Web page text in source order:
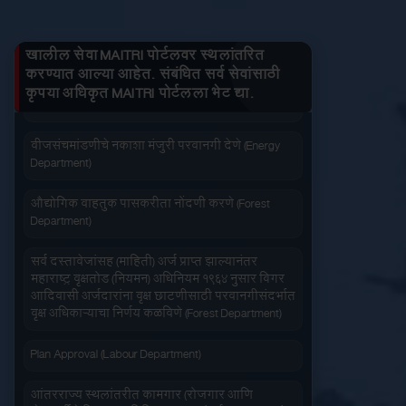
जलद सेवा सेवा आपल्या दारात
सहज पोहोच सोपी शुल्कभरणा
वापरण्यास सोपे वेळेची बचत
खालील सेवा MAITRI पोर्टलवर स्थलांतरित
करण्यात आल्या आहेत. संबंधित सर्व सेवांसाठी
कृपया अधिकृत MAITRI पोर्टलला भेट द्या.
जनित्र संचमांडणीची नोंदणी. (Energy Department)
वीज संचमांडणीचे निरीक्षण करणे. (Energy Department)
वीजसंचमांडणीचे नकाशा मंजुरी परवानगी देणे (Energy
Department)
औद्योगिक वाहतुक पासकरीता नोंदणी करणे (Forest
Department)
सर्व दस्तावेजांसह (माहिती) अर्ज प्राप्त झाल्यानंतर
महाराष्ट्र वृक्षतोड (नियमन) अधिनियम १९६४ नुसार बिगर
आदिवासी अर्जदारांना वृक्ष छाटणीसाठी परवानगीसंदर्भात
वृक्ष अधिकाऱ्याचा निर्णय कळविणे (Forest Department)
Plan Approval (Labour Department)
आंतरराज्य स्थलांतरीत कामगार (रोजगार आणि